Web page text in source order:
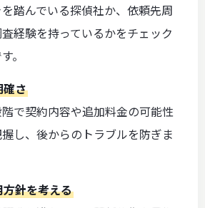
踏んでいる探偵社か、依頼先周
経験を持っているかをチェック
。
確さ
で契約内容や追加料金の可能性
し、後からのトラブルを防ぎま
針を考える